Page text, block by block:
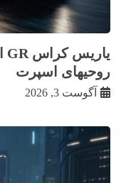
روحیهای اسپرت
آگوست 3, 2026